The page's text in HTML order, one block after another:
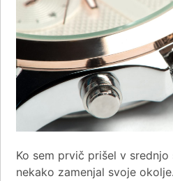
Ko sem prvič prišel v
nekako zamenjal svoje